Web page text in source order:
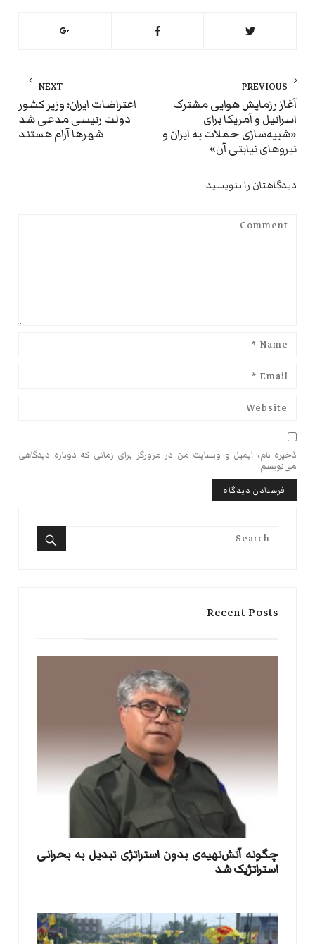
راهبری
نوشته
PREVIOUS
Previous
post:
آغاز رزمایش‌ هوایی مشترک
اسرائیل و آمریکا برای
«شبیه‌سازی حملات به ایران و
نیروهای نیابتی آن»
NEXT
اعتراضات ایران؛ وزیر کشور
دولت رئیسی مدعی شد
شهرها آرام هستند
دیدگاهتان را بنویسید
ذخیره نام، ایمیل و وبسایت من در مرورگر برای زمانی که دوباره دیدگاهی
می‌نویسم.
Search
Recent Posts
​چگونه آتش‌تهیه‌ی بدون استراتژی تبدیل به بحرانی
استراتژیک شد